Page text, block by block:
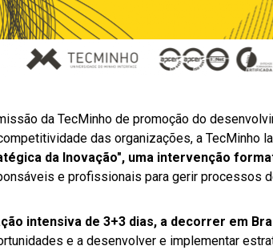
da TecMinho de promoção do
das organizações, a TecMinho
da Inovação", uma intervenção
e profissionais para gerir processos
intensiva de 3+3 dias, a decorrer em
e a desenvolver e implementar